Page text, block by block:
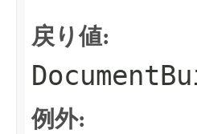
戻り値:
例外: